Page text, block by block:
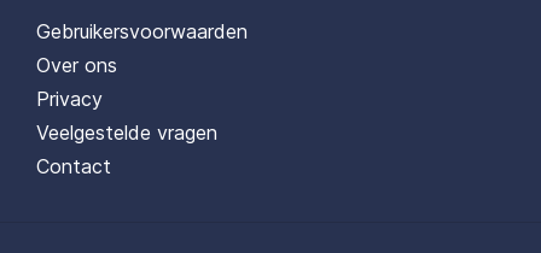
Gebruikersvoorwaarden
Over ons
Privacy
Veelgestelde vragen
Contact